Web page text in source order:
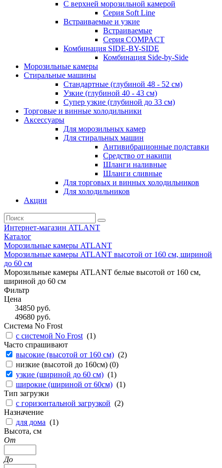
С верхней морозильной камерой
Серия Soft Line
Встраиваемые и узкие
Встраиваемые
Серия СOMPACT
Комбинация SIDE-BY-SIDE
Комбинация Side-by-Side
Морозильные камеры
Стиральные машины
Стандартные (глубиной 48 - 52 см)
Узкие (глубиной 40 - 43 см)
Супер узкие (глубиной до 33 см)
Торговые и винные холодильники
Аксессуары
Для морозильных камер
Для стиральных машин
Антивибрационные подставки
Средство от накипи
Шланги наливные
Шланги сливные
Для торговых и винных холодильников
Для холодильников
Акции
Интернет-магазин ATLANT
Каталог
Морозильные камеры ATLANT
Морозильные камеры ATLANT высотой от 160 см, шириной
до 60 см
Морозильные камеры ATLANT белые высотой от 160 см,
шириной до 60 см
Фильтр
Цена
34850руб.
49680руб.
Система No Frost
с системой No Frost (1)
Часто спрашивают
высокие (высотой от 160 см) (2)
низкие (высотой до 160см) (0)
узкие (шириной до 60 см) (1)
широкие (шириной от 60см) (1)
Тип загрузки
с горизонтальной загрузкой (2)
Назначение
для дома (1)
Высота, см
От
До